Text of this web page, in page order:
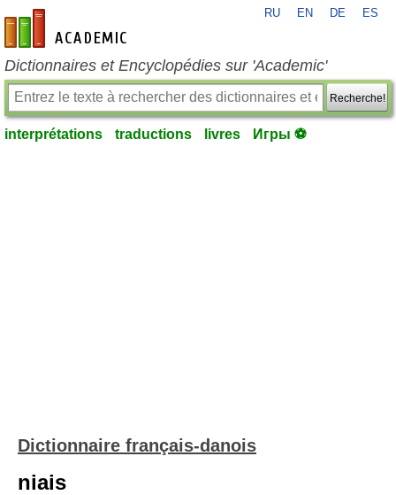
fr-academic.com
RU EN DE ES
Dictionnaires et Encyclopédies sur 'Academic'
Recherche!
interprétations traductions livres Игры ⚽
Dictionnaire français-danois
niais